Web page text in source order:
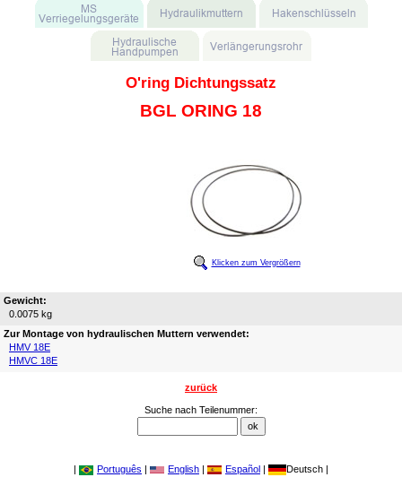
O'ring Dichtungssatz
BGL ORING 18
Klicken zum Vergrößern
Gewicht:
0.0075 kg
Zur Montage von hydraulischen Muttern verwendet:
HMV 18E
HMVC 18E
zurück
Suche nach Teilenummer:
| Português | English | Español | Deutsch |